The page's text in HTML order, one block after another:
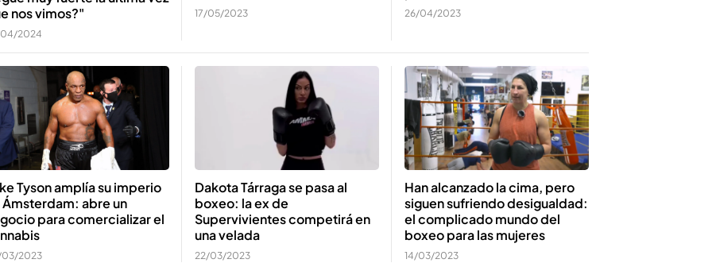
nos vimos?"
2024
17/05/2023 26/04/2023
Tyson amplía su imperio
Ámsterdam: abre un
para comercializar el
2023
Dakota Tárraga se pasa al
boxeo: la ex de
Supervivientes competirá en
una velada
22/03/2023
Han alcanzado la cima, pero
siguen sufriendo desigualdad:
el complicado mundo del
boxeo para las mujeres
14/03/2023